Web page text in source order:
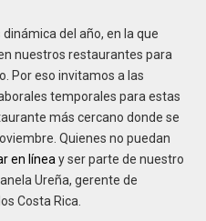
del año, en la que
nuestros restaurantes para
Por eso invitamos a las
temporales para estas
más cercano donde se
Quienes no puedan
en línea y ser parte de nuestro
Ureña, gerente de
Costa Rica.